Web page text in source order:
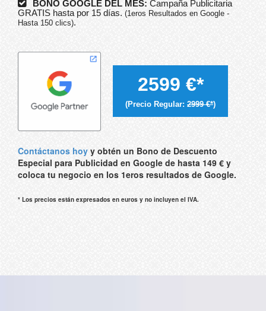
BONO GOOGLE DEL MES: Campaña Publicitaria
GRATIS hasta por 15 días. (1eros Resultados en Google -
Hasta 150 clics).
2599 €*
(Precio Regular: 2999 €*)
Contáctanos hoy y obtén un Bono de Descuento
Especial para Publicidad en Google de hasta 149 € y
coloca tu negocio en los 1eros resultados de Google.
* Los precios están expresados en euros y no incluyen el IVA.